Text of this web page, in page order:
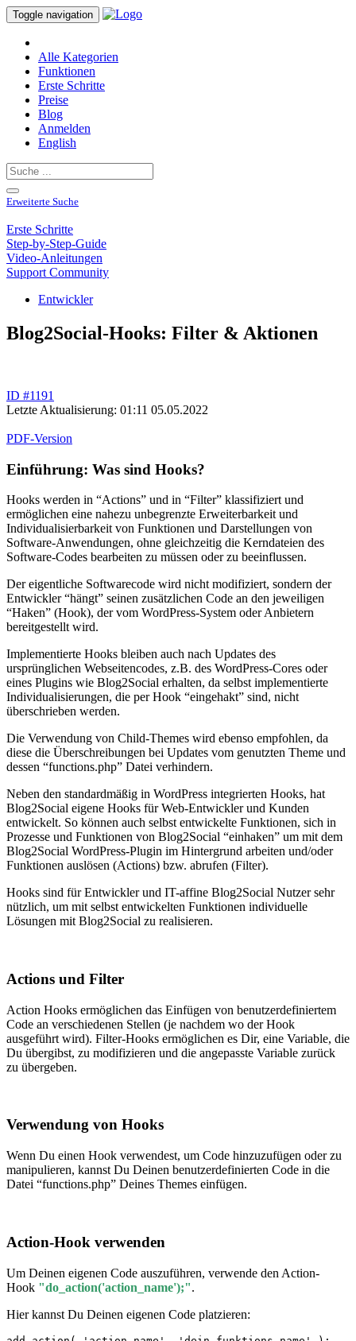
Toggle navigation
Alle Kategorien
Funktionen
Erste Schritte
Preise
Blog
Anmelden
English
Erweiterte Suche
Erste Schritte
Step-by-Step-Guide
Video-Anleitungen
Support Community
Entwickler
Blog2Social-Hooks: Filter & Aktionen
ID #1191
Letzte Aktualisierung: 01:11 05.05.2022
PDF-Version
Einführung: Was sind Hooks?
Hooks werden in “Actions” und in “Filter” klassifiziert und
ermöglichen eine nahezu unbegrenzte Erweiterbarkeit und
Individualisierbarkeit von Funktionen und Darstellungen von
Software-Anwendungen, ohne gleichzeitig die Kerndateien des
Software-Codes bearbeiten zu müssen oder zu beeinflussen.
Der eigentliche Softwarecode wird nicht modifiziert, sondern der
Entwickler “hängt” seinen zusätzlichen Code an den jeweiligen
“Haken” (Hook), der vom WordPress-System oder Anbietern
bereitgestellt wird.
Implementierte Hooks bleiben auch nach Updates des
ursprünglichen Webseitencodes, z.B. des WordPress-Cores oder
eines Plugins wie Blog2Social erhalten, da selbst implementierte
Individualisierungen, die per Hook “eingehakt” sind, nicht
überschrieben werden.
Die Verwendung von Child-Themes wird ebenso empfohlen, da
diese die Überschreibungen bei Updates vom genutzten Theme und
dessen “functions.php” Datei verhindern.
Neben den standardmäßig in WordPress integrierten Hooks, hat
Blog2Social eigene Hooks für Web-Entwickler und Kunden
entwickelt. So können auch selbst entwickelte Funktionen, sich in
Prozesse und Funktionen von Blog2Social “einhaken” um mit dem
Blog2Social WordPress-Plugin im Hintergrund arbeiten und/oder
Funktionen auslösen (Actions) bzw. abrufen (Filter).
Hooks sind für Entwickler und IT-affine Blog2Social Nutzer sehr
nützlich, um mit selbst entwickelten Funktionen individuelle
Lösungen mit Blog2Social zu realisieren.
Actions und Filter
Action Hooks ermöglichen das Einfügen von benutzerdefiniertem
Code an verschiedenen Stellen (je nachdem wo der Hook
ausgeführt wird). Filter-Hooks ermöglichen es Dir, eine Variable, die
Du übergibst, zu modifizieren und die angepasste Variable zurück
zu übergeben.
Verwendung von Hooks
Wenn Du einen Hook verwendest, um Code hinzuzufügen oder zu
manipulieren, kannst Du Deinen benutzerdefinierten Code in die
Datei “functions.php” Deines Themes einfügen.
Action-Hook verwenden
Um Deinen eigenen Code auszuführen, verwende den Action-
Hook "do_action('action_name');".
Hier kannst Du Deinen eigenen Code platzieren: